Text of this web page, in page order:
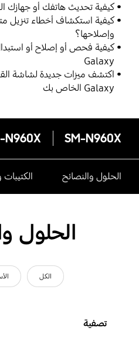
كيفية تحديث هاتفك أو
وإصلاحها؟
Galaxy
Galaxy الخاص بك
SM-N960X
N960X
الحلول والنصائح الكتيبات
الحلول
الكل
تصفية